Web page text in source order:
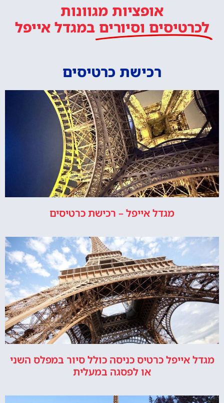
אופציות מגוונות
לכרטיסים וסיורים במגדל אייפל
רכישת כרטיסים
מגדל אייפל – רכישת כרטיסים
מגדל אייפל כרטיס כניסה כולל סיור במפלס השני
או לפסגה במעלית